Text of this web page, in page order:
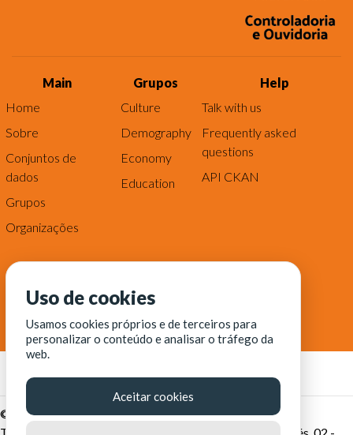
Main
Home
Sobre
Conjuntos de
dados
Grupos
Organizações
Grupos
Culture
Demography
Economy
Education
Help
Talk with us
Frequently asked
questions
API CKAN
© Fortaleza Digital || CITINOVA - Fundação de Ciência,
Tecnologia e Inovação de Fortaleza - Rua dos Tremembés, 02 -
Uso de cookies
Usamos cookies próprios e de terceiros para
personalizar o conteúdo e analisar o tráfego da
web.
Aceitar cookies